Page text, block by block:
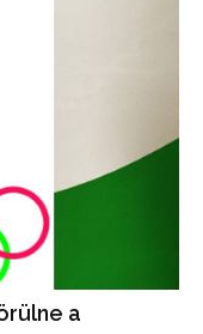
a